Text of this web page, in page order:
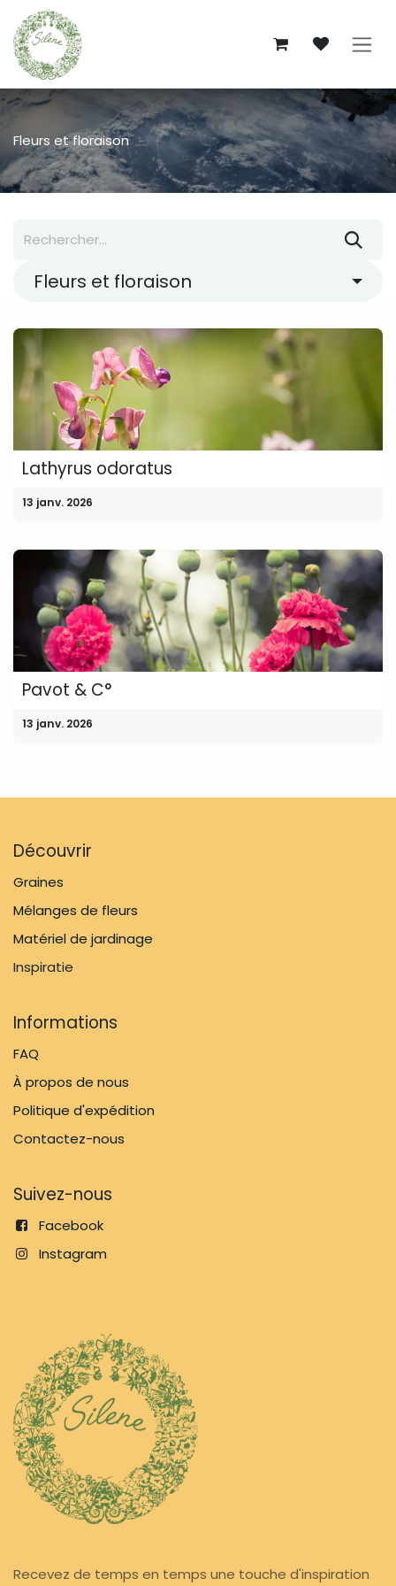
Se rendre au contenu
Fleurs et floraison
Fleurs et floraison
Lathyrus odoratus
13 janv. 2026
Pavot & C°
13 janv. 2026
Découvrir
Graines
Mélanges de fleurs
Matériel de jardinage
Inspiratie
Informations
FAQ
À propos de nous
Politique d'expédition
Contactez-nous
Suivez-nous
Facebook
Instagram
Recevez de temps en temps une touche d'inspiration